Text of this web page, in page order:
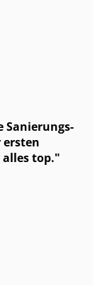
Sa­nie­rungs­
ersten
top.